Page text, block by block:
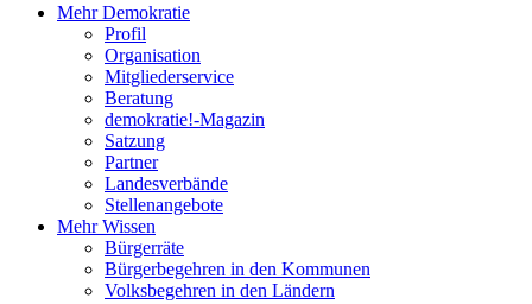
Mehr Demokratie
Profil
Organisation
Mitgliederservice
Beratung
demokratie!-Magazin
Satzung
Partner
Landesverbände
Stellenangebote
Mehr Wissen
Bürgerräte
Bürgerbegehren in den Kommunen
Volksbegehren in den Ländern